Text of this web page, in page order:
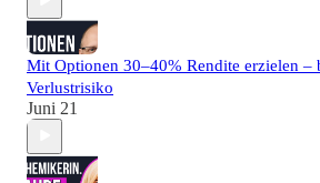
Mit Optionen 30–40% Rendite erzielen –
Verlustrisiko
Juni 21